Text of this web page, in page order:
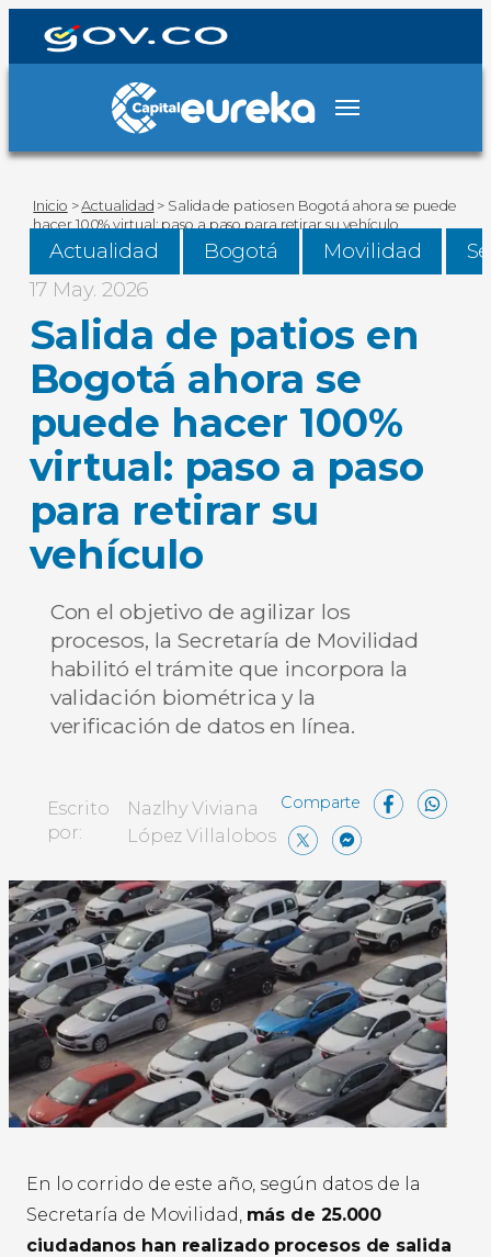
Inicio >Actualidad > Salida de patios en Bogotá ahora se puede
hacer 100% virtual: paso a paso para retirar su vehículo
Actualidad Bogotá Movilidad
17 May. 2026
Salida de patios en
Bogotá ahora se
puede hacer 100%
virtual: paso a paso
para retirar su
vehículo
Con el objetivo de agilizar los
procesos, la Secretaría de Movilidad
habilitó el trámite que incorpora la
validación biométrica y la
verificación de datos en línea.
Escrito
por:
Nazlhy Viviana
López Villalobos
X
En lo corrido de este año, según datos de la
Secretaría de Movilidad, más de 25.000
ciudadanos han realizado procesos de salida